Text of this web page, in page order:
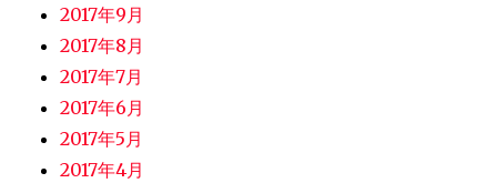
2017年9月
2017年8月
2017年7月
2017年6月
2017年5月
2017年4月